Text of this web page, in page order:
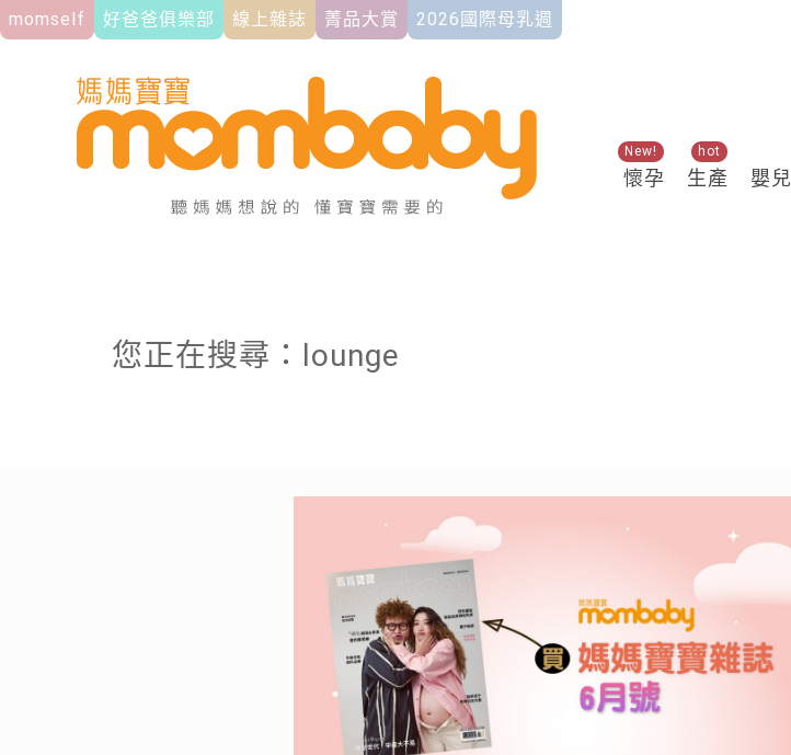
momself 好爸爸俱樂部 線上雜誌 菁品大賞 2026國際母乳週
懷孕
New!
生產
hot
嬰兒
關鍵熱搜
您正在搜尋：lounge